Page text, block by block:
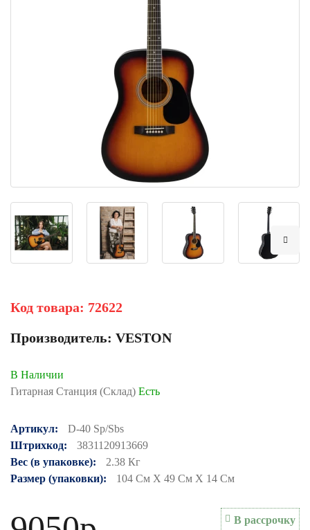
Код товара: 72622
Производитель: VESTON
В Наличии
Гитарная Станция (Склад) Есть
Артикул:
D-40 Sp/sbs
Штрихкод:
3831120913669
Вес (в упаковке):
2.38 Кг
Размер (упаковки):
104 См X 49 См X 14 См
В рассрочку